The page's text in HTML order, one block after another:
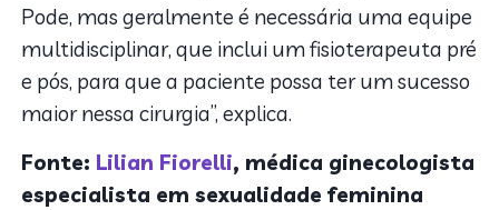
Pode, mas geralmente é necessária uma equipe
multidisciplinar, que inclui um fisioterapeuta pré
e pós, para que a paciente possa ter um sucesso
maior nessa cirurgia”, explica.
Fonte: Lilian Fiorelli, médica ginecologista
especialista em sexualidade feminina